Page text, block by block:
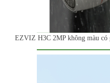
EZVIZ H3C 2MP không màu có